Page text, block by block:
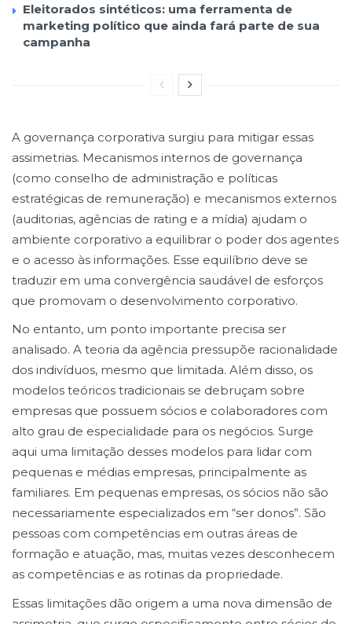
Eleitorados sintéticos: uma ferramenta de
marketing político que ainda fará parte de sua
campanha
A governança corporativa surgiu para mitigar essas
assimetrias. Mecanismos internos de governança
(como conselho de administração e políticas
estratégicas de remuneração) e mecanismos externos
(auditorias, agências de rating e a mídia) ajudam o
ambiente corporativo a equilibrar o poder dos agentes
e o acesso às informações. Esse equilíbrio deve se
traduzir em uma convergência saudável de esforços
que promovam o desenvolvimento corporativo.
No entanto, um ponto importante precisa ser
analisado. A teoria da agência pressupõe racionalidade
dos indivíduos, mesmo que limitada. Além disso, os
modelos teóricos tradicionais se debruçam sobre
empresas que possuem sócios e colaboradores com
alto grau de especialidade para os negócios. Surge
aqui uma limitação desses modelos para lidar com
pequenas e médias empresas, principalmente as
familiares. Em pequenas empresas, os sócios não são
necessariamente especializados em “ser donos”. São
pessoas com competências em outras áreas de
formação e atuação, mas, muitas vezes desconhecem
as competências e as rotinas da propriedade.
Essas limitações dão origem a uma nova dimensão de